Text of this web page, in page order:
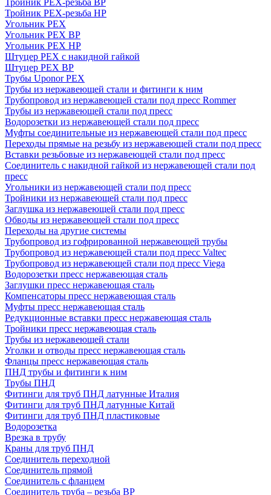
Тройник PEX-резьба НР
Угольник PEX
Угольник PEX ВР
Угольник PEX НР
Штуцер PEX c накидной гайкой
Штуцер PEX ВР
Трубы Uponor PEX
Трубы из нержавеющей стали и фитинги к ним
Трубопровод из нержавеющей стали под пресс Rommer
Трубы из нержавеющей стали под пресс
Водорозетки из нержавеющей стали под пресс
Муфты соединительные из нержавеющей стали под пресс
Переходы прямые на резьбу из нержавеющей стали под пресс
Вставки резьбовые из нержавеющей стали под пресс
Соединитель с накидной гайкой из нержавеющей стали под
пресс
Угольники из нержавеющей стали под пресс
Тройники из нержавеющей стали под пресс
Заглушка из нержавеющей стали под пресс
Обводы из нержавеющей стали под пресс
Переходы на другие системы
Трубопровод из гофрированной нержавеющей трубы
Трубопровод из нержавеющей стали под пресс Valtec
Трубопровод из нержавеющей стали под пресс Viega
Водорозетки пресс нержавеющая сталь
Заглушки пресс нержавеющая сталь
Компенсаторы пресс нержавеющая сталь
Муфты пресс нержавеющая сталь
Редукционные вставки пресс нержавеющая сталь
Тройники пресс нержавеющая сталь
Трубы из нержавеющей стали
Уголки и отводы пресс нержавеющая сталь
Фланцы пресс нержавеющая сталь
ПНД трубы и фитинги к ним
Трубы ПНД
Фитинги для труб ПНД латунные Италия
Фитинги для труб ПНД латунные Китай
Фитинги для труб ПНД пластиковые
Водорозетка
Врезка в трубу
Краны для труб ПНД
Соединитель переходной
Соединитель прямой
Соединитель с фланцем
Соединитель труба – резьба ВР